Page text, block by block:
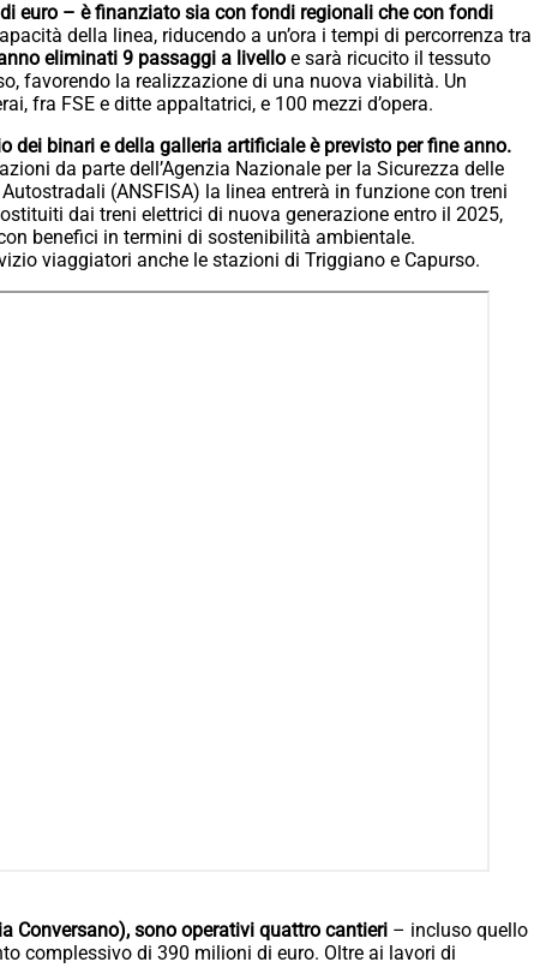
euro – è finanziato sia con fondi regionali che con fondi
della linea, riducendo a un’ora i tempi di percorrenza tra
eliminati 9 passaggi a livello e sarà ricucito il tessuto
favorendo la realizzazione di una nuova viabilità. Un
fra FSE e ditte appaltatrici, e 100 mezzi d’opera.
dei binari e della galleria artificiale è previsto per fine anno.
da parte dell’Agenzia Nazionale per la Sicurezza delle
(ANSFISA) la linea entrerà in funzione con treni
dai treni elettrici di nuova generazione entro il 2025,
benefici in termini di sostenibilità ambientale.
viaggiatori anche le stazioni di Triggiano e Capurso.
Conversano), sono operativi quattro cantieri – incluso quello
complessivo di 390 milioni di euro. Oltre ai lavori di